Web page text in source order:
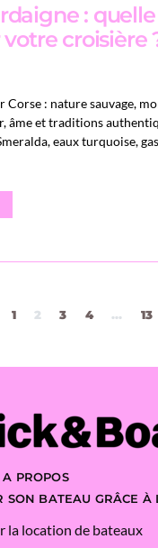
:
croisière
Corse : nature sauvage,
âme et traditions
eaux turquoise,
1 2 3 4 … 13
A PROPOS
SON BATEAU GRÂCE À
la location de bateaux